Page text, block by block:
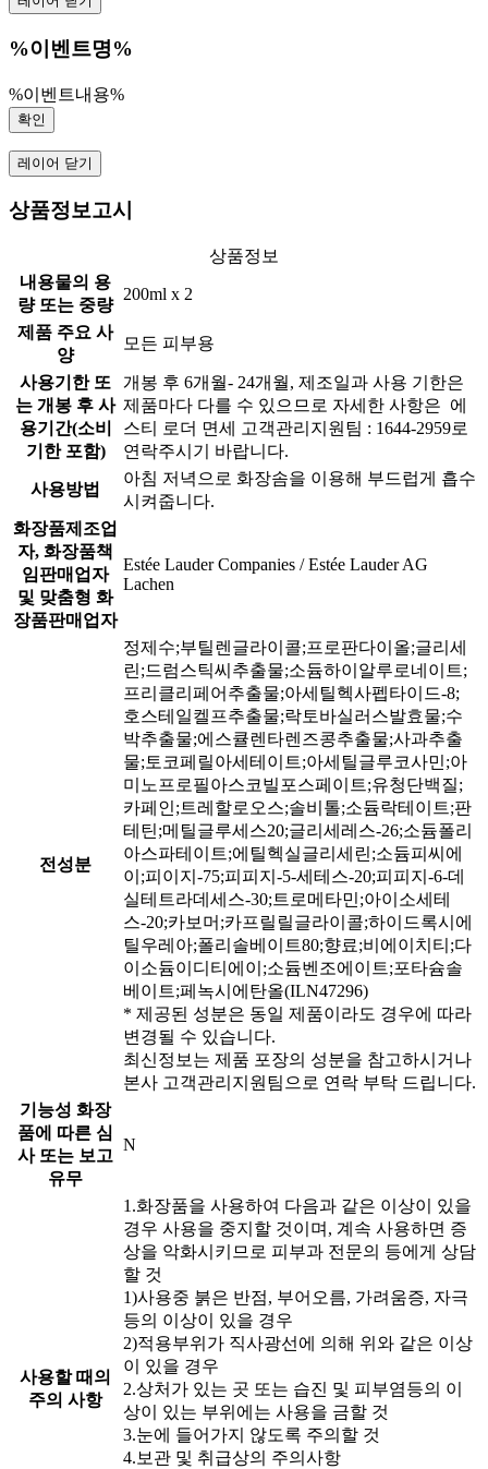
%이벤트명%
%이벤트내용%
확인
레이어 닫기
상품정보고시
상품정보
내용물의 용
량 또는 중량
200ml x 2
제품 주요 사
양
모든 피부용
사용기한 또
는 개봉 후 사
용기간(소비
기한 포함)
개봉 후 6개월- 24개월, 제조일과 사용 기한은
제품마다 다를 수 있으므로 자세한 사항은 에
스티 로더 면세 고객관리지원팀 : 1644-2959로
연락주시기 바랍니다.
사용방법
아침 저녁으로 화장솜을 이용해 부드럽게 흡수
시켜줍니다.
화장품제조업
자, 화장품책
임판매업자
및 맞춤형 화
장품판매업자
Estée Lauder Companies / Estée Lauder AG
Lachen
전성분
정제수;부틸렌글라이콜;프로판다이올;글리세
린;드럼스틱씨추출물;소듐하이알루로네이트;
프리클리페어추출물;아세틸헥사펩타이드-8;
호스테일켈프추출물;락토바실러스발효물;수
박추출물;에스큘렌타렌즈콩추출물;사과추출
물;토코페릴아세테이트;아세틸글루코사민;아
미노프로필아스코빌포스페이트;유청단백질;
카페인;트레할로오스;솔비톨;소듐락테이트;판
테틴;메틸글루세스20;글리세레스-26;소듐폴리
아스파테이트;에틸헥실글리세린;소듐피씨에
이;피이지-75;피피지-5-세테스-20;피피지-6-데
실테트라데세스-30;트로메타민;아이소세테
스-20;카보머;카프릴릴글라이콜;하이드록시에
틸우레아;폴리솔베이트80;향료;비에이치티;다
이소듐이디티에이;소듐벤조에이트;포타슘솔
베이트;페녹시에탄올(ILN47296)
* 제공된 성분은 동일 제품이라도 경우에 따라
변경될 수 있습니다.
최신정보는 제품 포장의 성분을 참고하시거나
본사 고객관리지원팀으로 연락 부탁 드립니다.
기능성 화장
품에 따른 심
사 또는 보고
유무
N
사용할 때의
주의 사항
1.화장품을 사용하여 다음과 같은 이상이 있을
경우 사용을 중지할 것이며, 계속 사용하면 증
상을 악화시키므로 피부과 전문의 등에게 상담
할 것
1)사용중 붉은 반점, 부어오름, 가려움증, 자극
등의 이상이 있을 경우
2)적용부위가 직사광선에 의해 위와 같은 이상
이 있을 경우
2.상처가 있는 곳 또는 습진 및 피부염등의 이
상이 있는 부위에는 사용을 금할 것
3.눈에 들어가지 않도록 주의할 것
4.보관 및 취급상의 주의사항